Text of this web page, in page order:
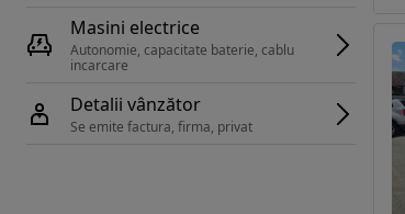
Masini electrice
Autonomie, capacitate baterie, cablu
Detalii vânzător
Se emite factura, firma, privat